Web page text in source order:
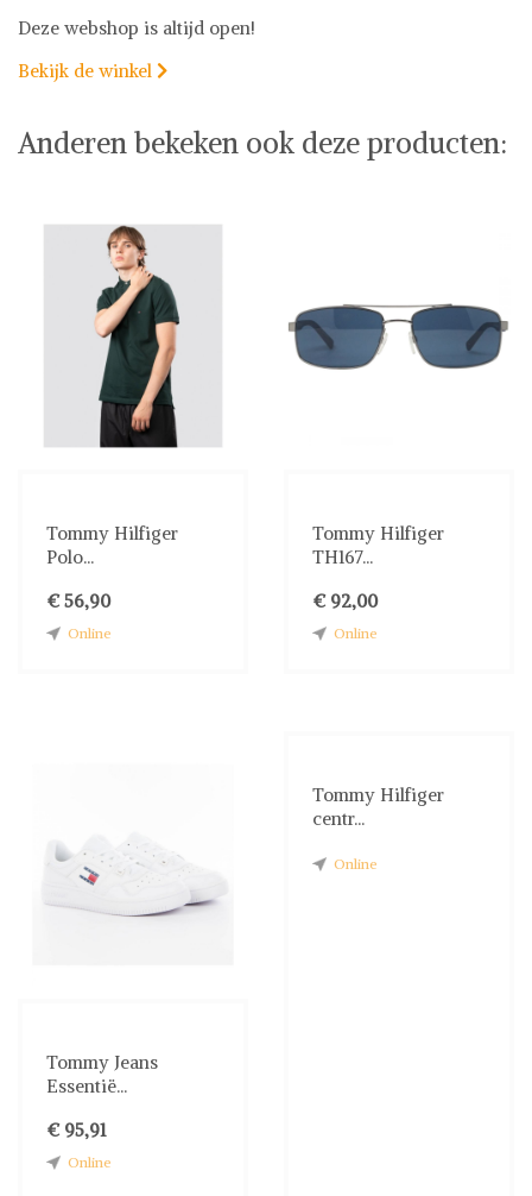
Deze webshop is altijd open!
Bekijk de winkel 
Anderen bekeken ook deze producten:
Tommy Hilfiger
Polo...
€ 56,90
Online
Tommy Hilfiger
TH167...
€ 92,00
Online
Tommy Jeans
Essentië...
€ 95,91
Online
Tommy Hilfiger
centr...
Online